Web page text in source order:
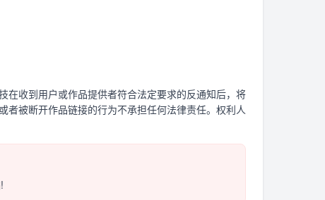
在收到用户或作品提供者符合法定要求的反通知后，将
者被断开作品链接的行为不承担任何法律责任。权利人